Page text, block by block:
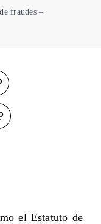
de Conciliación
fraudes –
el Estatuto de